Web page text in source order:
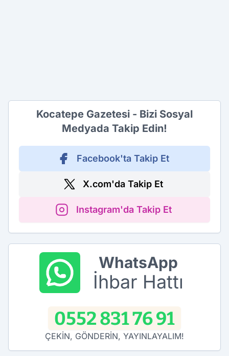
Kocatepe Gazetesi - Bizi Sosyal
Medyada Takip Edin!
Facebook'ta Takip Et
X.com'da Takip Et
Instagram'da Takip Et
WhatsApp
İhbar Hattı
0552 831 76 91
ÇEKİN, GÖNDERİN, YAYINLAYALIM!